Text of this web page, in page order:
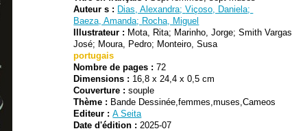
Auteur s : Dias, Alexandra;Viçoso, Daniela;
Baeza, Amanda; Rocha, Miguel
Illustrateur : Mota, Rita; Marinho, Jorge; Smith Vargas,
José; Moura, Pedro; Monteiro, Susa
portugais
Nombre de pages : 72
Dimensions : 16,8 x 24,4 x 0,5 cm
Couverture : souple
Thème : Bande Dessinée,femmes,muses,Cameos
Editeur :A Seita
Date d'édition : 2025-07